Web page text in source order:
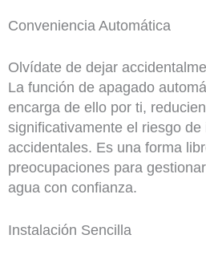
Conveniencia Automática
Olvídate de dejar
La función de apagado
encarga de ello por ti,
significativamente el riesgo de
accidentales. Es una forma
preocupaciones para
agua con confianza.
Instalación Sencilla